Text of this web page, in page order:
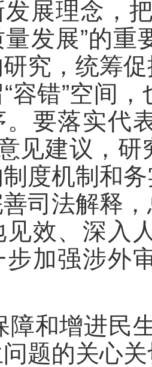
展理念，
发展”的重
究，统筹
容错”空间
。要落实代
见建议，
度机制和
司法解释
见效、深入
步加强涉外
障和增进民
问题的关心